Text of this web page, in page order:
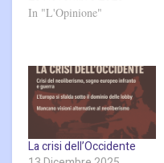
In "L'Opinione"
La crisi dell’Occidente